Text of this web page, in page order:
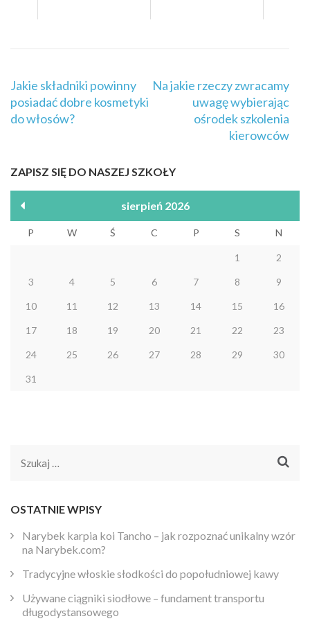
Nawigacja
wpisu
Jakie składniki powinny
posiadać dobre kosmetyki
do włosów?
Na jakie rzeczy zwracamy
uwagę wybierając
ośrodek szkolenia
kierowców
ZAPISZ SIĘ DO NASZEJ SZKOŁY
sierpień 2026
P W Ś C P S N
1 2
3 4 5 6 7 8 9
10 11 12 13 14 15 16
17 18 19 20 21 22 23
24 25 26 27 28 29 30
31
Szukaj:
OSTATNIE WPISY
Narybek karpia koi Tancho – jak rozpoznać unikalny wzór
na Narybek.com?
Tradycyjne włoskie słodkości do popołudniowej kawy
Używane ciągniki siodłowe – fundament transportu
długodystansowego